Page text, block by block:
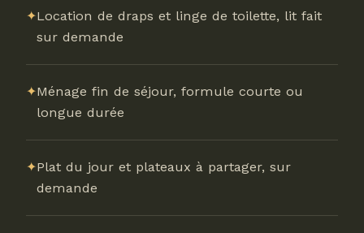
✦Location de draps et linge de toilette, lit fait
sur demande
✦Ménage fin de séjour, formule courte ou
longue durée
✦Plat du jour et plateaux à partager, sur
demande